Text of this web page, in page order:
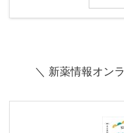
＼ 新薬情報オン